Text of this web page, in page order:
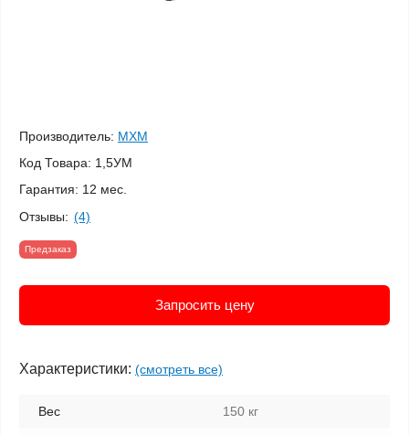
Производитель: МХМ
Код Товара: 1,5УМ
Гарантия: 12 мес.
Отзывы: (4)
Предзаказ
Запросить цену
Характеристики: (смотреть все)
Вес 150 кг